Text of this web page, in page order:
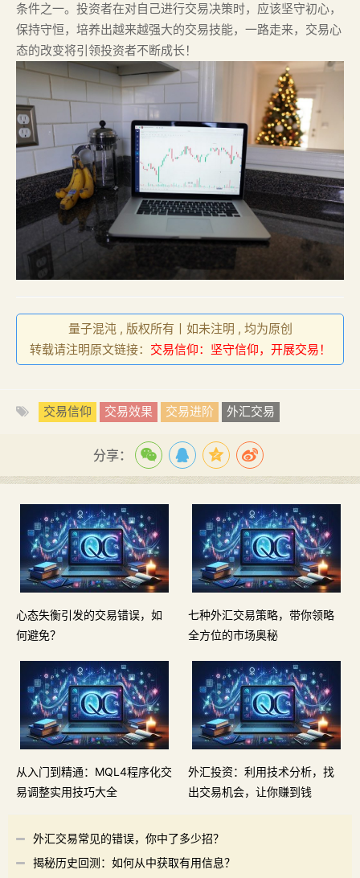
条件之一。投资者在对自己进行交易决策时，应该坚守初心，
保持守恒，培养出越来越强大的交易技能，一路走来，交易心
态的改变将引领投资者不断成长！
量子混沌 , 版权所有丨如未注明 , 均为原创
转载请注明原文链接： 交易信仰：坚守信仰，开展交易！
交易信仰 交易效果 交易进阶 外汇交易
分享：
心态失衡引发的交易错误，如
何避免？
七种外汇交易策略，带你领略
全方位的市场奥秘
从入门到精通：MQL4程序化交
易调整实用技巧大全
外汇投资：利用技术分析，找
出交易机会，让你赚到钱
外汇交易常见的错误，你中了多少招？
揭秘历史回测：如何从中获取有用信息？